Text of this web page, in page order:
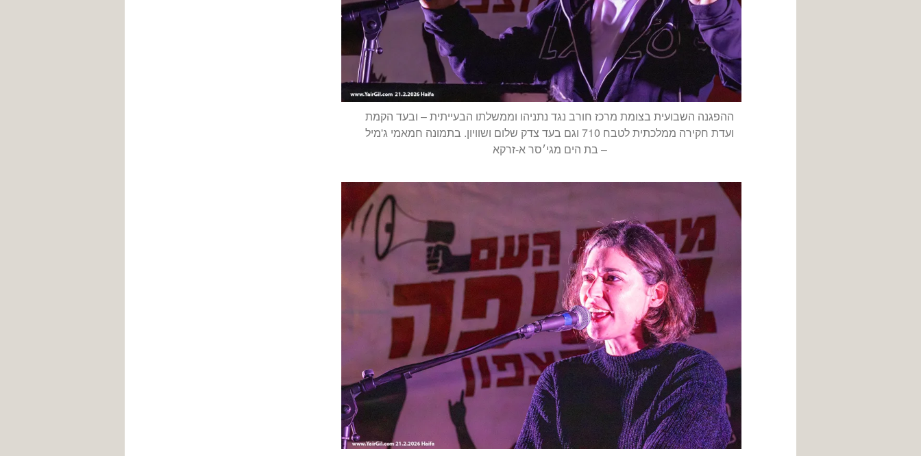
ההפגנה השבועית בצומת מרכז חורב נגד נתניהו וממשלתו הבעייתית – ובעד הקמת
ועדת חקירה ממלכתית לטבח 710 וגם בעד צדק שלום ושוויון. בתמונה חמאמי ג'מיל
– בת הים מגי׳סר א-זרקא